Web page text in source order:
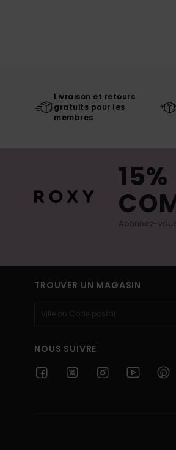
Livraison et retours
gratuits pour les
membres
15%
Abonnez-
TROUVER UN MAGASIN
NOUS SUIVRE